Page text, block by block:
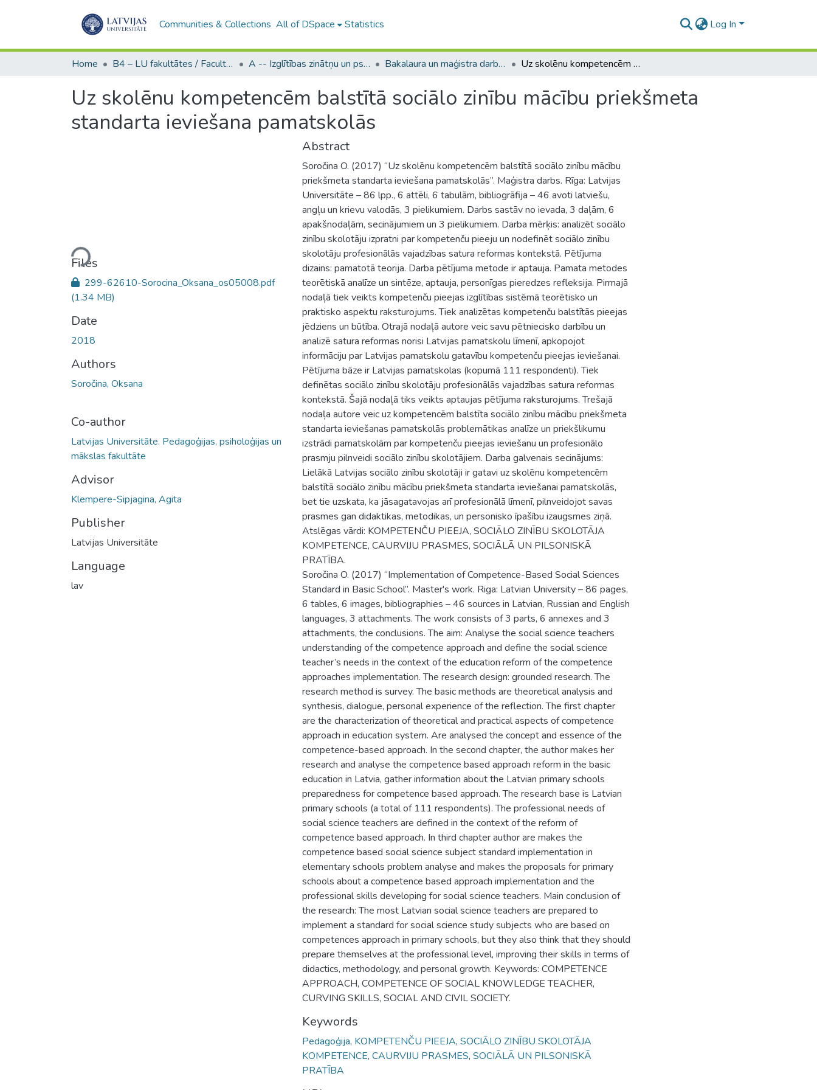
Communities & Collections All of DSpace Statistics Log In
Home B4 – LU fakultātes / Faculties of the UL A -- Izglītības zinātņu un psiholoģijas fakultāte / Faculty of Education Sciences and Psychology Bakalaura un maģistra darbi (PPMF) / Bachelor's and Master's theses Uz skolēnu kompetencēm balstītā sociālo zinību mācību priekšmeta standarta ieviešana pamatskolās
Uz skolēnu kompetencēm balstītā sociālo zinību mācību priekšmeta
standarta ieviešana pamatskolās
Loading...
Files
299-62610-Sorocina_Oksana_os05008.pdf
(1.34 MB)
Date
2018
Authors
Soročina, Oksana
Co-author
Latvijas Universitāte. Pedagoģijas, psiholoģijas un
mākslas fakultāte
Advisor
Klempere-Sipjagina, Agita
Publisher
Latvijas Universitāte
Language
lav
Abstract
Soročina O. (2017) “Uz skolēnu kompetencēm balstītā sociālo zinību mācību
priekšmeta standarta ieviešana pamatskolās”. Maģistra darbs. Rīga: Latvijas
Universitāte – 86 lpp., 6 attēli, 6 tabulām, bibliogrāfija – 46 avoti latviešu,
angļu un krievu valodās, 3 pielikumiem. Darbs sastāv no ievada, 3 daļām, 6
apakšnodaļām, secinājumiem un 3 pielikumiem. Darba mērķis: analizēt sociālo
zinību skolotāju izpratni par kompetenču pieeju un nodefinēt sociālo zinību
skolotāju profesionālās vajadzības satura reformas kontekstā. Pētījuma
dizains: pamatotā teorija. Darba pētījuma metode ir aptauja. Pamata metodes
teorētiskā analīze un sintēze, aptauja, personīgas pieredzes refleksija. Pirmajā
nodaļā tiek veikts kompetenču pieejas izglītības sistēmā teorētisko un
praktisko aspektu raksturojums. Tiek analizētas kompetenču balstītās pieejas
jēdziens un būtība. Otrajā nodaļā autore veic savu pētniecisko darbību un
analizē satura reformas norisi Latvijas pamatskolu līmenī, apkopojot
informāciju par Latvijas pamatskolu gatavību kompetenču pieejas ieviešanai.
Pētījuma bāze ir Latvijas pamatskolas (kopumā 111 respondenti). Tiek
definētas sociālo zinību skolotāju profesionālās vajadzības satura reformas
kontekstā. Šajā nodaļā tiks veikts aptaujas pētījuma raksturojums. Trešajā
nodaļa autore veic uz kompetencēm balstīta sociālo zinību mācību priekšmeta
standarta ieviešanas pamatskolās problemātikas analīze un priekšlikumu
izstrādi pamatskolām par kompetenču pieejas ieviešanu un profesionālo
prasmju pilnveidi sociālo zinību skolotājiem. Darba galvenais secinājums:
Lielākā Latvijas sociālo zinību skolotāji ir gatavi uz skolēnu kompetencēm
balstītā sociālo zinību mācību priekšmeta standarta ieviešanai pamatskolās,
bet tie uzskata, ka jāsagatavojas arī profesionālā līmenī, pilnveidojot savas
prasmes gan didaktikas, metodikas, un personisko īpašību izaugsmes ziņā.
Atslēgas vārdi: KOMPETENČU PIEEJA, SOCIĀLO ZINĪBU SKOLOTĀJA
KOMPETENCE, CAURVIJU PRASMES, SOCIĀLĀ UN PILSONISKĀ
PRATĪBA.
Soročina O. (2017) “Implementation of Competence-Based Social Sciences
Standard in Basic School”. Master's work. Riga: Latvian University – 86 pages,
6 tables, 6 images, bibliographies – 46 sources in Latvian, Russian and English
languages, 3 attachments. The work consists of 3 parts, 6 annexes and 3
attachments, the conclusions. The aim: Analyse the social science teachers
understanding of the competence approach and define the social science
teacher’s needs in the context of the education reform of the competence
approaches implementation. The research design: grounded research. The
research method is survey. The basic methods are theoretical analysis and
synthesis, dialogue, personal experience of the reflection. The first chapter
are the characterization of theoretical and practical aspects of competence
approach in education system. Are analysed the concept and essence of the
competence-based approach. In the second chapter, the author makes her
research and analyse the competence based approach reform in the basic
education in Latvia, gather information about the Latvian primary schools
preparedness for competence based approach. The research base is Latvian
primary schools (a total of 111 respondents). The professional needs of
social science teachers are defined in the context of the reform of
competence based approach. In third chapter author are makes the
competence based social science subject standard implementation in
elementary schools problem analyse and makes the proposals for primary
schools about a competence based approach implementation and the
professional skills developing for social science teachers. Main conclusion of
the research: The most Latvian social science teachers are prepared to
implement a standard for social science study subjects who are based on
competences approach in primary schools, but they also think that they should
prepare themselves at the professional level, improving their skills in terms of
didactics, methodology, and personal growth. Keywords: COMPETENCE
APPROACH, COMPETENCE OF SOCIAL KNOWLEDGE TEACHER,
CURVING SKILLS, SOCIAL AND CIVIL SOCIETY.
Keywords
Pedagoģija, KOMPETENČU PIEEJA, SOCIĀLO ZINĪBU SKOLOTĀJA
KOMPETENCE, CAURVIJU PRASMES, SOCIĀLĀ UN PILSONISKĀ
PRATĪBA